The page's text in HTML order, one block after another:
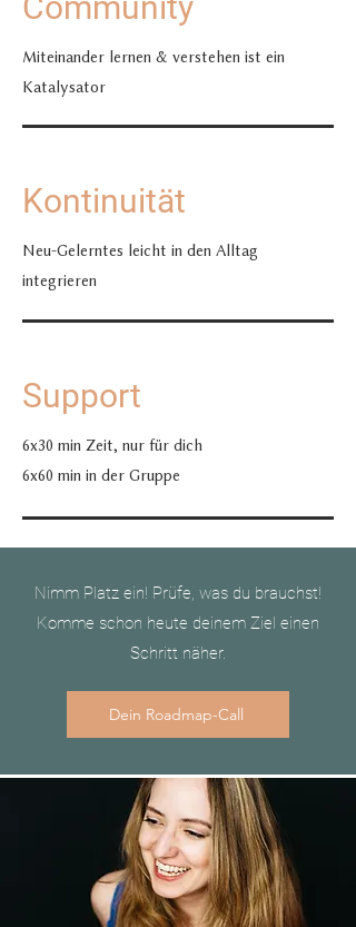
Miteinander lernen & verstehen ist ein
Katalysator
Kontinuität
Neu-Gelerntes leicht in den Alltag
integrieren
Support
6x30 min Zeit, nur für dich
6x60 min in der Gruppe
Nimm Platz ein! Prüfe, was du brauchst!
Komme schon heute deinem Ziel einen
Schritt näher.
Dein Roadmap-Call